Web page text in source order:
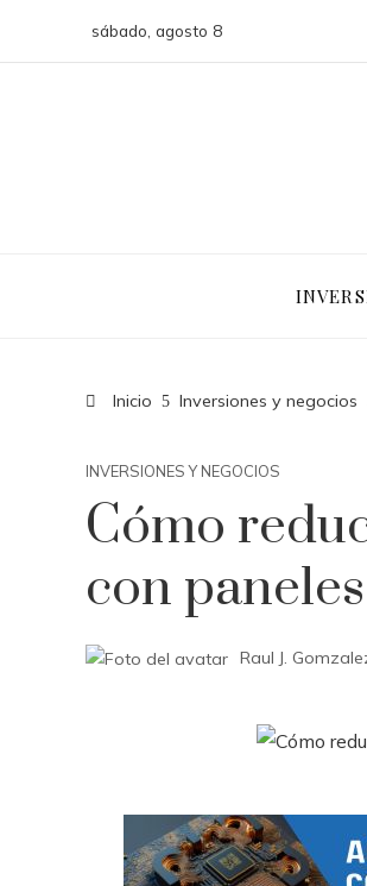
sábado, agosto 8
Inicio Inversiones y negocios
INVERSIONES Y NEGOCIOS
Cómo
con
Raul J.